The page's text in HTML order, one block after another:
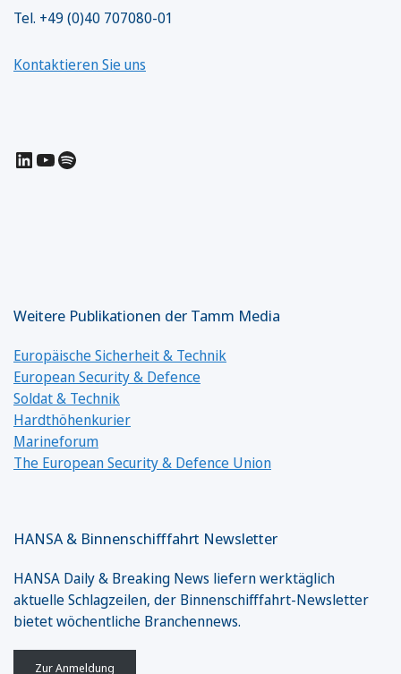
Tel. +49 (0)40 707080-01
Kontaktieren Sie uns
LinkedIn
YouTube
Spotify
Weitere Publikationen der Tamm Media
Europäische Sicherheit & Technik
European Security & Defence
Soldat & Technik
Hardthöhenkurier
Marineforum
The European Security & Defence Union
HANSA & Binnenschifffahrt Newsletter
HANSA Daily & Breaking News liefern werktäglich
aktuelle Schlagzeilen, der Binnenschifffahrt-Newsletter
bietet wöchentliche Branchennews.
Zur Anmeldung